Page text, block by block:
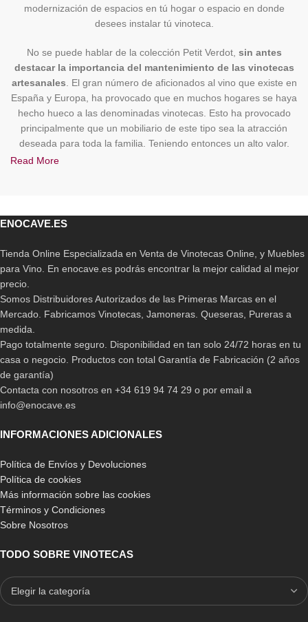
modernización de espacios en tú hogar o espacio en donde
desees instalar tú vinoteca.
No se puede hablar de la colección Petit Verdot, sin antes
destacar la importancia del mantenimiento de las vinotecas
artesanales. El gran número de aficionados al vino que existe en
España y Europa, ha provocado que en muchos hogares se haya
hecho hueco a las denominadas vinotecas. Esto ha provocado
principalmente que un mobiliario de este tipo sea la atracción
deseada para toda la familia. Teniendo entonces un alto valor.
inicialmente, el evitar situar la vinoteca cercana a cualquier otro
aparatos con temperaturas extremas.
la limpieza de las vinotecas es adicionalmente
y, si el mismo tiene grasa, es recomendable hacerlo con agua y
vinos esté en un local como un bar o un restaurante, es muy
probable que la frecuencia de limpieza deba aumentar a 3-4
Es necesario tener en cuenta que las vinotecas,
buen estado nuestro inventario de vinos personal.
Es por ello que hacia estilos de botelleros como la colección Petit
Verdot, existe un gran desconocimiento de cómo mantenerlos en
buen estado.
es por ello que su mantenimiento y limpieza deben ser
Read More
ENOCAVE.ES
Tienda Online Especializada en Venta de Vinotecas Online, y Muebles
para Vino. En enocave.es podrás encontrar la mejor calidad al mejor
precio.
Somos Distribuidores Autorizados de las Primeras Marcas en el
Mercado. Fabricamos Vinotecas, Jamoneras. Queseras, Pureras a
medida.
Pago totalmente seguro. Disponibilidad en tan solo 24/72 horas en tu
casa o negocio. Productos con total Garantía de Fabricación (2 años
de garantía)
Contacta con nosotros en +34 619 94 74 29 o por email a
info@enocave.es
INFORMACIONES ADICIONALES
Política de Envíos y Devoluciones
Política de cookies
Más información sobre las cookies
Términos y Condiciones
Sobre Nosotros
TODO SOBRE VINOTECAS